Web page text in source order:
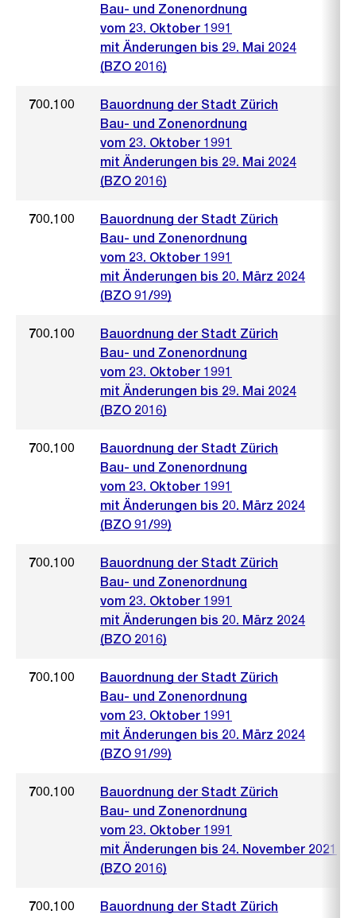
Bau- und Zonenordnung
vom 23. Oktober 1991
mit Änderungen bis 29. Mai 2024
(BZO 2016)
700.100
Bauordnung der Stadt Zürich
Bau- und Zonenordnung
vom 23. Oktober 1991
mit Änderungen bis 29. Mai 2024
(BZO 2016)
700.100
Bauordnung der Stadt Zürich
Bau- und Zonenordnung
vom 23. Oktober 1991
mit Änderungen bis 20. März 2024
(BZO 91/99)
700.100
Bauordnung der Stadt Zürich
Bau- und Zonenordnung
vom 23. Oktober 1991
mit Änderungen bis 29. Mai 2024
(BZO 2016)
700.100
Bauordnung der Stadt Zürich
Bau- und Zonenordnung
vom 23. Oktober 1991
mit Änderungen bis 20. März 2024
(BZO 91/99)
700.100
Bauordnung der Stadt Zürich
Bau- und Zonenordnung
vom 23. Oktober 1991
mit Änderungen bis 20. März 2024
(BZO 2016)
700.100
Bauordnung der Stadt Zürich
Bau- und Zonenordnung
vom 23. Oktober 1991
mit Änderungen bis 20. März 2024
(BZO 91/99)
700.100
Bauordnung der Stadt Zürich
Bau- und Zonenordnung
vom 23. Oktober 1991
mit Änderungen bis 24. November 2021
(BZO 2016)
700.100
Bauordnung der Stadt Zürich